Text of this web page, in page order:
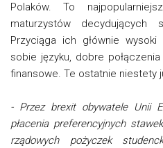
Polaków. To
maturzystów
Przyciąga ich głównie
sobie języku, dobre
finansowe. Te ostatnie niestety
- Przez brexit obywatele Unii
płacenia preferencyjnych
rządowych pożyczek